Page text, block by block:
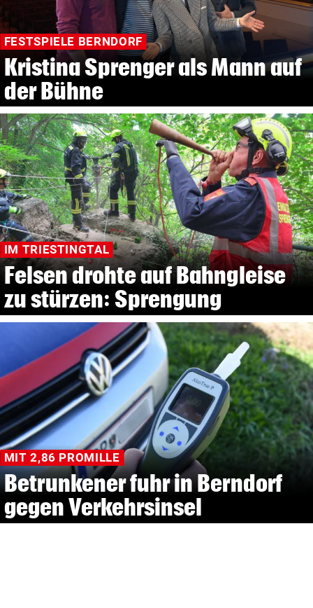
FESTSPIELE BERNDORF
Kristina Sprenger als Mann auf
der Bühne
IM TRIESTINGTAL
Felsen drohte auf Bahngleise
zu stürzen: Sprengung
MIT 2,86 PROMILLE
Betrunkener fuhr in Berndorf
gegen Verkehrsinsel